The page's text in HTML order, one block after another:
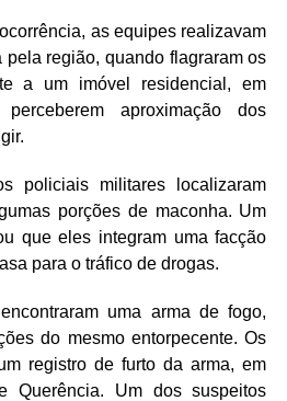
as equipes realizavam
pela região, quando flagraram os
a um imóvel residencial, em
aproximação dos
policiais militares localizaram
porções de maconha. Um
que eles integram uma facção
para o tráfico de drogas.
uma arma de fogo,
do mesmo entorpecente. Os
registro de furto da arma, em
Querência. Um dos suspeitos